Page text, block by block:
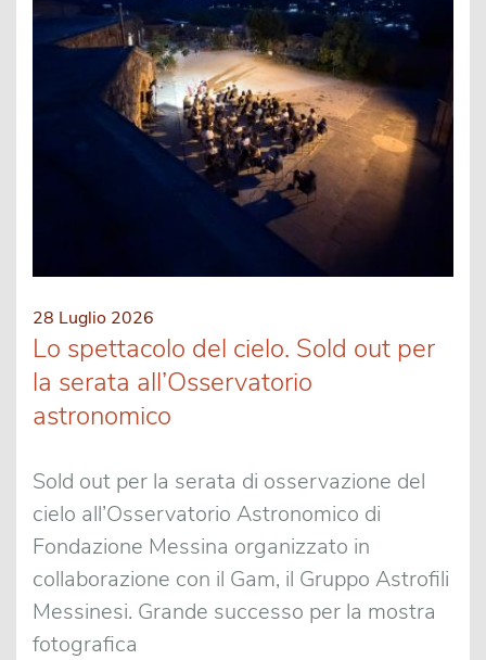
28 Luglio 2026
Lo spettacolo del cielo. Sold out per
la serata all’Osservatorio
astronomico
Sold out per la serata di osservazione del
cielo all’Osservatorio Astronomico di
Fondazione Messina organizzato in
collaborazione con il Gam, il Gruppo Astrofili
Messinesi. Grande successo per la mostra
fotografica